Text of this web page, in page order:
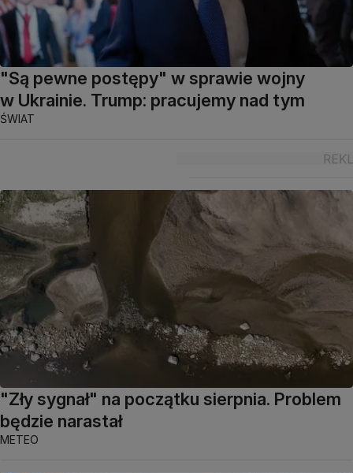
"Są pewne postępy" w sprawie wojny
w Ukrainie. Trump: pracujemy nad tym
ŚWIAT
"Zły sygnał" na początku sierpnia. Problem
będzie narastał
METEO